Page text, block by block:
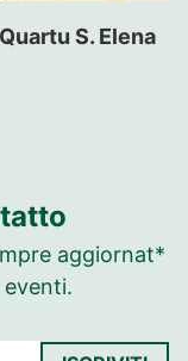
S. Elena
aggiornat*
eventi.